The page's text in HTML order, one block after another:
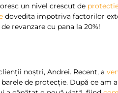
un nivel crescut de
dovedita impotriva factorilor
revanzare cu pana la 20%!
noștri, Andrei. Recent, a
de protecție. După ce am